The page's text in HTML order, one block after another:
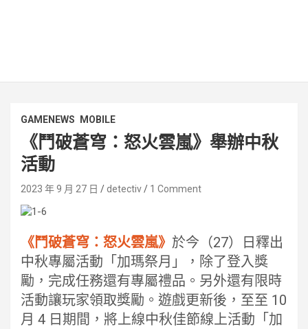
GAMENEWS MOBILE
《鬥破蒼穹：怒火雲嵐》舉辦中秋
活動
2023 年 9 月 27 日 detectiv 1 Comment
《鬥破蒼穹：怒火雲嵐》 於今（27）日釋出
中秋專屬活動「加瑪祭月」，除了登入獎
勵，完成任務還有專屬禮品。另外還有限時
活動讓玩家領取獎勵。遊戲更新後，至至 10
月 4 日期間，將上線中秋佳節線上活動「加